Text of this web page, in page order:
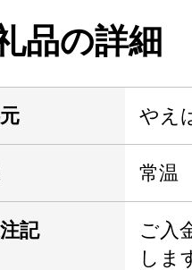
品の詳細
やえ
常温
記
ご入
しま